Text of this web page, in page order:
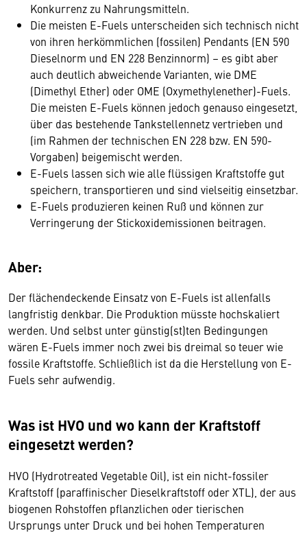
Konkurrenz zu Nahrungsmitteln.
Die meisten E-Fuels unterscheiden sich technisch nicht
von ihren herkömmlichen (fossilen) Pendants (EN 590
Dieselnorm und EN 228 Benzinnorm) – es gibt aber
auch deutlich abweichende Varianten, wie DME
(Dimethyl Ether) oder OME (Oxymethylenether)-Fuels.
Die meisten E-Fuels können jedoch genauso eingesetzt,
über das bestehende Tankstellennetz vertrieben und
(im Rahmen der technischen EN 228 bzw. EN 590-
Vorgaben) beigemischt werden.
E-Fuels lassen sich wie alle flüssigen Kraftstoffe gut
speichern, transportieren und sind vielseitig einsetzbar.
E-Fuels produzieren keinen Ruß und können zur
Verringerung der Stickoxidemissionen beitragen.
Aber:
Der flächendeckende Einsatz von E-Fuels ist allenfalls
langfristig denkbar. Die Produktion müsste hochskaliert
werden. Und selbst unter günstig(st)ten Bedingungen
wären E-Fuels immer noch zwei bis dreimal so teuer wie
fossile Kraftstoffe. Schließlich ist da die Herstellung von E-
Fuels sehr aufwendig.
Was ist HVO und wo kann der Kraftstoff
eingesetzt werden?
HVO (Hydrotreated Vegetable Oil), ist ein nicht-fossiler
Kraftstoff (paraffinischer Dieselkraftstoff oder XTL), der aus
biogenen Rohstoffen pflanzlichen oder tierischen
Ursprungs unter Druck und bei hohen Temperaturen